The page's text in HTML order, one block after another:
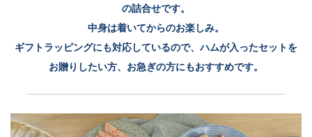
の詰合せです。
中身は着いてからのお楽しみ。
ギフトラッピングにも対応しているので、ハムが入ったセットを
お贈りしたい方、お急ぎの方にもおすすめです。